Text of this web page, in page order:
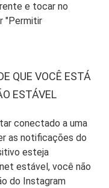
e tocar no
"Permitir
QUE VOCÊ ESTÁ
ESTÁVEL
conectado a uma
as notificações do
esteja
estável, você não
do Instagram